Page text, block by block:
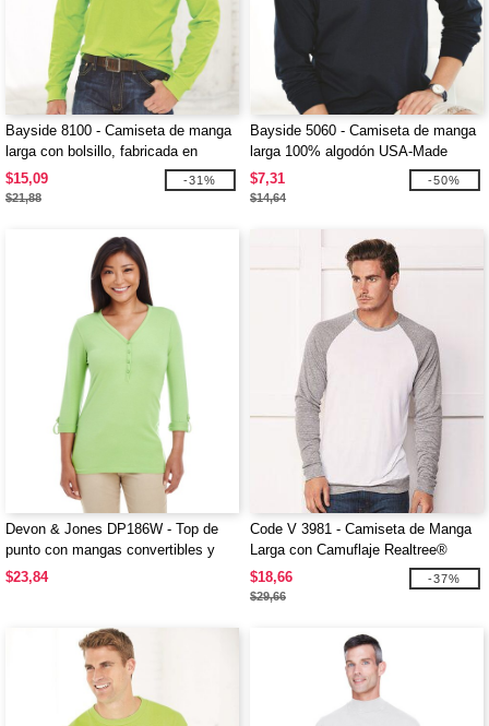
Bayside 8100 - Camiseta de manga
larga con bolsillo, fabricada en
EE.UU.
$15,09
$21,88
-31%
Bayside 5060 - Camiseta de manga
larga 100% algodón USA-Made
$7,31
$14,64
-50%
Devon & Jones DP186W - Top de
punto con mangas convertibles y
escote en Y Perfect Fit para damas
$23,84
Code V 3981 - Camiseta de Manga
Larga con Camuflaje Realtree®
$18,66
$29,66
-37%